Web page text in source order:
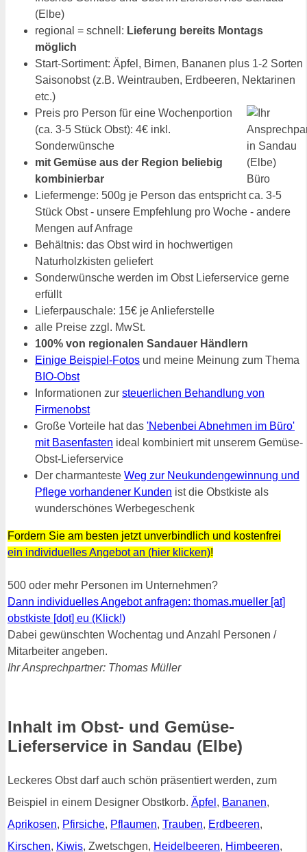
(Elbe)
regional = schnell: Lieferung bereits Montags
möglich
Start-Sortiment: Äpfel, Birnen, Bananen plus 1-2 Sorten
Saisonobst (z.B. Weintrauben, Erdbeeren, Nektarinen
etc.)
Preis pro Person für eine Wochenportion
(ca. 3-5 Stück Obst): 4€ inkl.
Sonderwünsche
mit Gemüse aus der Region beliebig
kombinierbar
Liefermenge: 500g je Person das entspricht ca. 3-5
Stück Obst - unsere Empfehlung pro Woche - andere
Mengen auf Anfrage
Behältnis: das Obst wird in hochwertigen
Naturholzkisten geliefert
Sonderwünsche werden im Obst Lieferservice gerne
erfüllt
Lieferpauschale: 15€ je Anlieferstelle
alle Preise zzgl. MwSt.
100% von regionalen Sandauer Händlern
Einige Beispiel-Fotos und meine Meinung zum Thema
BIO-Obst
Informationen zur steuerlichen Behandlung von
Firmenobst
Große Vorteile hat das 'Nebenbei Abnehmen im Büro'
mit Basenfasten ideal kombiniert mit unserem Gemüse-
Obst-Lieferservice
Der charmanteste Weg zur Neukundengewinnung und
Pflege vorhandener Kunden ist die Obstkiste als
wunderschönes Werbegeschenk
Fordern Sie am besten jetzt unverbindlich und kostenfrei
ein individuelles Angebot an (hier klicken)!
500 oder mehr Personen im Unternehmen?
Dann individuelles Angebot anfragen: thomas.mueller [at]
obstkiste [dot] eu (Klick!)
Dabei gewünschten Wochentag und Anzahl Personen /
Mitarbeiter angeben.
Ihr Ansprechpartner: Thomas Müller
Inhalt im Obst- und Gemüse-
Lieferservice in Sandau (Elbe)
Leckeres Obst darf auch schön präsentiert werden, zum
Beispiel in einem Designer Obstkorb. Äpfel , Bananen,
Aprikosen, Pfirsiche, Pflaumen, Trauben, Erdbeeren,
Kirschen, Kiwis, Zwetschgen, Heidelbeeren, Himbeeren,